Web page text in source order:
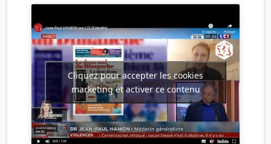
Cliquez pour accepter les cookies
marketing et activer ce contenu